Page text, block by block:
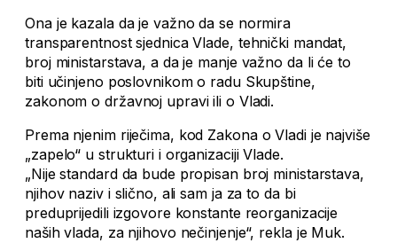
Ona je kazala da je važno da se normira
transparentnost sjednica Vlade, tehnički mandat,
broj ministarstava, a da je manje važno da li će to
biti učinjeno poslovnikom o radu Skupštine,
zakonom o državnoj upravi ili o Vladi.
Prema njenim riječima, kod Zakona o Vladi je najviše
„zapelo“ u strukturi i organizaciji Vlade.
„Nije standard da bude propisan broj ministarstava,
njihov naziv i slično, ali sam ja za to da bi
preduprijedili izgovore konstante reorganizacije
naših vlada, za njihovo nečinjenje“, rekla je Muk.